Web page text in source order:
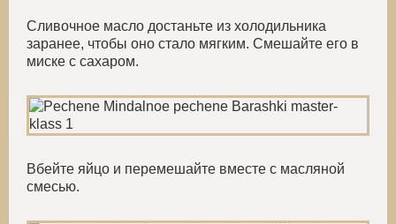
Сливочное масло достаньте из холодильника
заранее, чтобы оно стало мягким. Смешайте его в
миске с сахаром.
Вбейте яйцо и перемешайте вместе с масляной
смесью.